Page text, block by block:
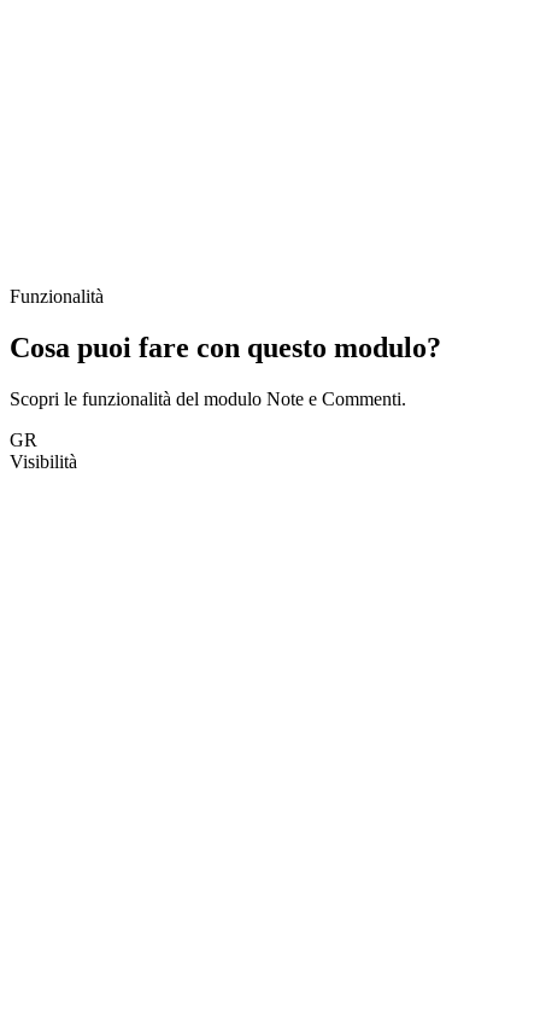
Funzionalità
Cosa puoi fare con questo modulo?
Scopri le funzionalità del modulo Note e Commenti.
GR
Visibilità